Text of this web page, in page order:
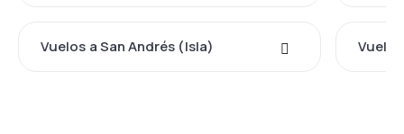
Vuelos a San Andrés (Isla)